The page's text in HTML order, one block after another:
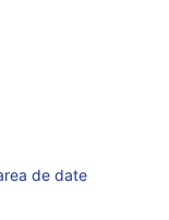
de date